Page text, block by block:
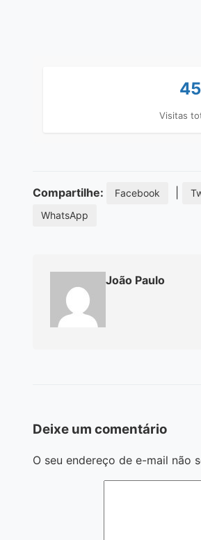
45
Visitas
Compartilhe: Facebook
WhatsApp
João Paulo
Deixe um comentário
O seu endereço de e-mail não